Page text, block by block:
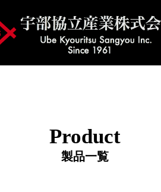
Product
製品一覧